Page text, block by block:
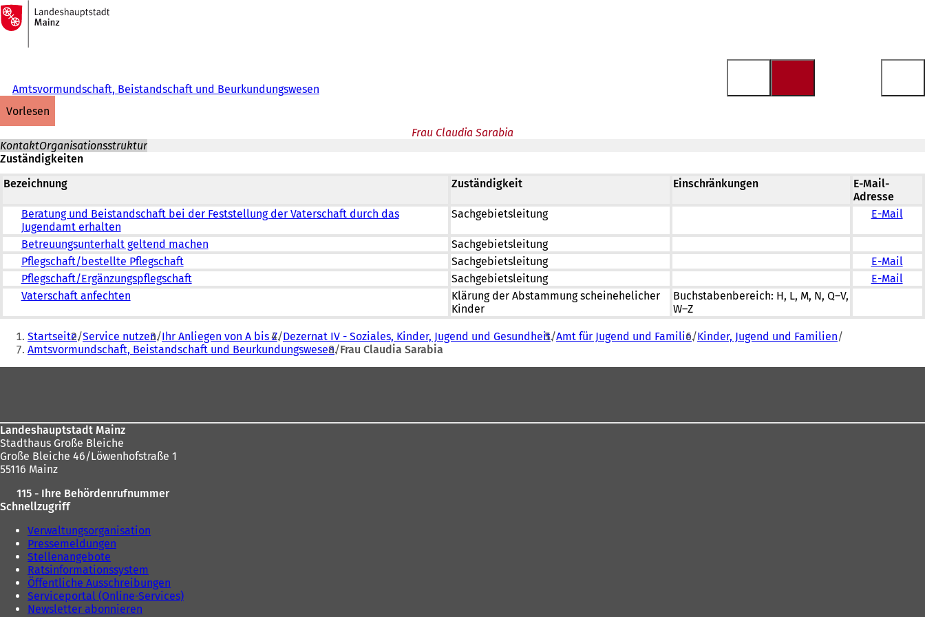
Inhalt anspringen
Zur
Startseite
Amtsvormundschaft, Beistandschaft und Beurkundungswesen
vorlesen
Frau Claudia Sarabia
KontaktOrganisationsstruktur
Zuständigkeiten
Bezeichnung
Zuständigkeit Einschränkungen
E-Mail-
Adresse
Beratung und Beistandschaft bei der Feststellung der Vaterschaft durch das
Jugendamt erhalten
Sachgebietsleitung E-Mail
Betreuungsunterhalt geltend machen
Sachgebietsleitung
Pflegschaft/bestellte Pflegschaft
Sachgebietsleitung
E-Mail
Pflegschaft/Ergänzungspflegschaft
Sachgebietsleitung
E-Mail
Vaterschaft anfechten
Klärung der Abstammung scheinehelicher
Kinder
Buchstabenbereich: H, L, M, N, Q–V,
W–Z
Sie
befinden
sich
Startseite Service nutzen Ihr Anliegen von A bis Z Dezernat IV - Soziales, Kinder, Jugend und Gesundheit Amt für Jugend und Familie Kinder, Jugend und Familien
Amtsvormundschaft, Beistandschaft und Beurkundungswesen Frau Claudia Sarabia
Landeshauptstadt Mainz
Stadthaus Große Bleiche
Große Bleiche 46/Löwenhofstraße 1
55116 Mainz
115 - Ihre Behördenrufnummer
Schnellzugriff
Verwaltungsorganisation
Pressemeldungen
Stellenangebote
Ratsinformationssystem
Öffentliche Ausschreibungen
Serviceportal (Online-Services)
Newsletter abonnieren